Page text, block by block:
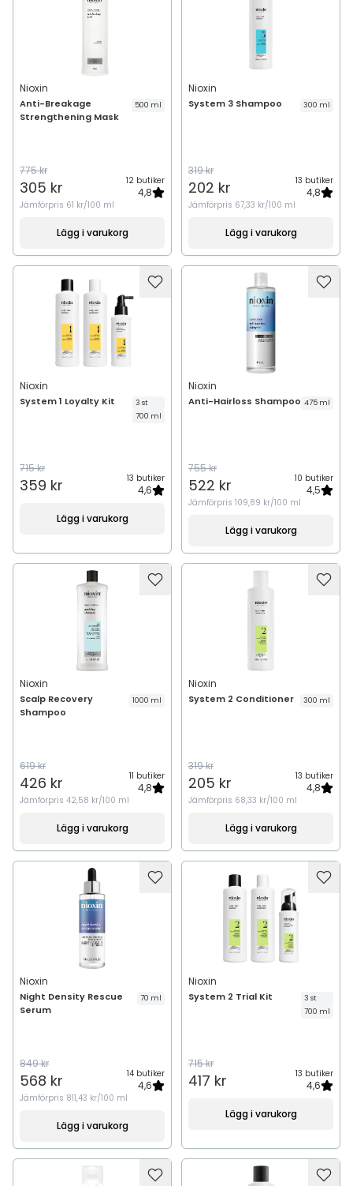
Nioxin
Anti-Breakage
Strengthening Mask
500 ml
775 kr
305 kr 12 butiker
4,8
Jämförpris 61 kr/100 ml
Lägg i varukorg
Nioxin
System 3 Shampoo 300 ml
319 kr
202 kr 13 butiker
4,8
Jämförpris 67,33 kr/100 ml
Lägg i varukorg
Nioxin
System 1 Loyalty Kit
3 st
700 ml
715 kr
359 kr 13 butiker
4,6
Lägg i varukorg
Nioxin
Anti-Hairloss Shampoo 475 ml
755 kr
522 kr 10 butiker
4,5
Jämförpris 109,89 kr/100 ml
Lägg i varukorg
Nioxin
Scalp Recovery
Shampoo
1000 ml
619 kr
426 kr 11 butiker
4,8
Jämförpris 42,58 kr/100 ml
Lägg i varukorg
Nioxin
System 2 Conditioner 300 ml
319 kr
205 kr 13 butiker
4,8
Jämförpris 68,33 kr/100 ml
Lägg i varukorg
Nioxin
Night Density Rescue
Serum
70 ml
849 kr
568 kr 14 butiker
4,6
Jämförpris 811,43 kr/100 ml
Lägg i varukorg
Nioxin
System 2 Trial Kit
3 st
700 ml
715 kr
417 kr 13 butiker
4,6
Lägg i varukorg